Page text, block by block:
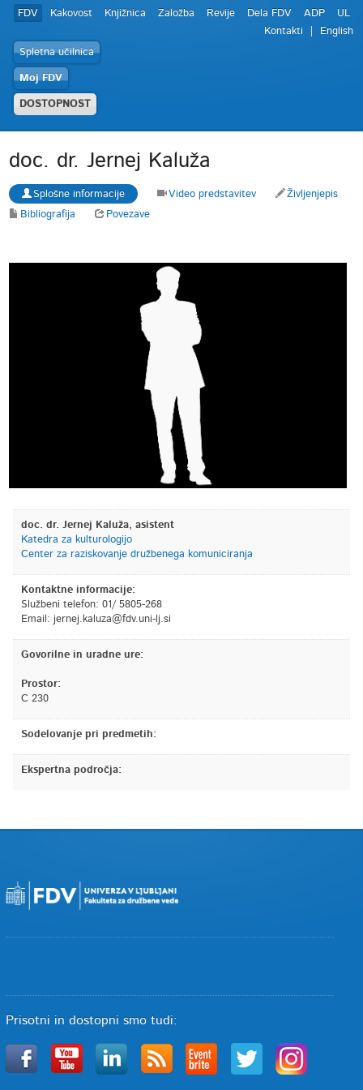
FDV Kakovost Knjižnica Založba Revije Dela FDV ADP
UL
Kontakti
English
Spletna učilnica
Moj FDV
DOSTOPNOST
doc. dr. Jernej Kaluža
Splošne informacije Video predstavitev
Življenjepis
Bibliografija
Povezave
doc. dr. Jernej Kaluža, asistent
Katedra za kulturologijo
Center za raziskovanje družbenega komuniciranja
Kontaktne informacije:
Službeni telefon: 01/ 5805-268
Email: is.jl-inu.vdf@azulak.jenrej
Govorilne in uradne ure:
Prostor:
C 230
Sodelovanje pri predmetih:
Ekspertna področja:
Prisotni in dostopni smo tudi: